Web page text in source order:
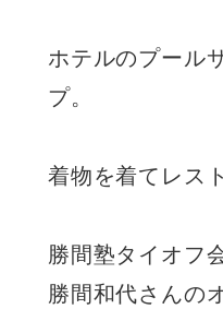
ホテルのプール
プ。
着物を着てレス
勝間塾タイオフ会
勝間和代さんの